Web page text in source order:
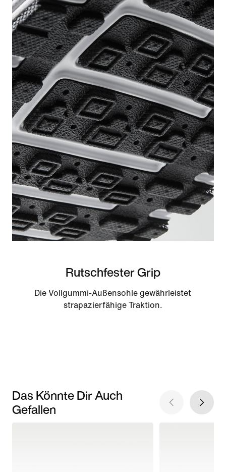
Rutschfester Grip
Die Vollgummi-Außensohle gewährleistet
strapazierfähige Traktion.
Das Könnte Dir Auch
Gefallen